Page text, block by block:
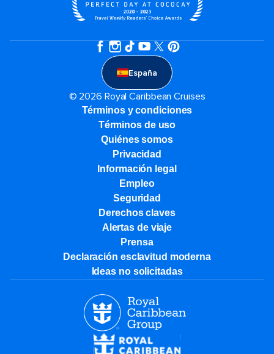
España
© 2026 Royal Caribbean Cruises
Términos y condiciones
Términos de uso
Quiénes somos
Privacidad
Información legal
Empleo
Seguridad
Derechos claves
Alertas de viaje
Prensa
Declaración esclavitud moderna
Ideas no solicitadas